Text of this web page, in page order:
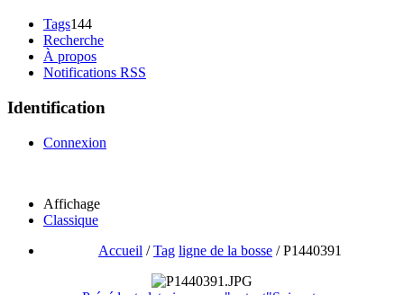
Tags144
Recherche
À propos
Notifications RSS
Identification
Connexion
Affichage
Classique
Accueil /Tag ligne de la bosse /P1440391